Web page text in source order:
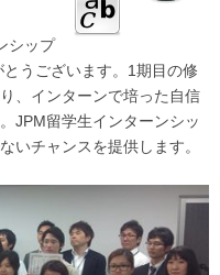
シップ
うございます。1期目の修
、インターンで培った自信
JPM留学生インターンシッ
いチャンスを提供します。